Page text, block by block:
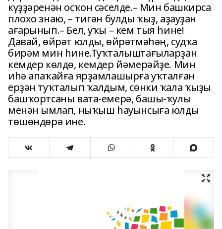
күҙҙәренән осҡон сәселде.– Мин башкирса
плохо знаю, – тигән булды ҡыҙ, аҙауҙан
ағарынып.– Бел, уҡы – кем тыя һине!
Давай, өйрәт юлды, өйрәтмәһәң, судҡа
бирәм мин һине.Туҡталыштағыларҙан
кемдер көлдө, кемдер йәмерәйҙе. Мин
иһә апаҡайға ярҙамлашырға уҡталған
ерҙән туҡталып ҡалдым, сөнки ҡала ҡыҙы
башҡортсаны вата-емерә, башы-ҡулы
менән ымлап, ныҡыш һауынсыға юлды
төшөндөрә ине.